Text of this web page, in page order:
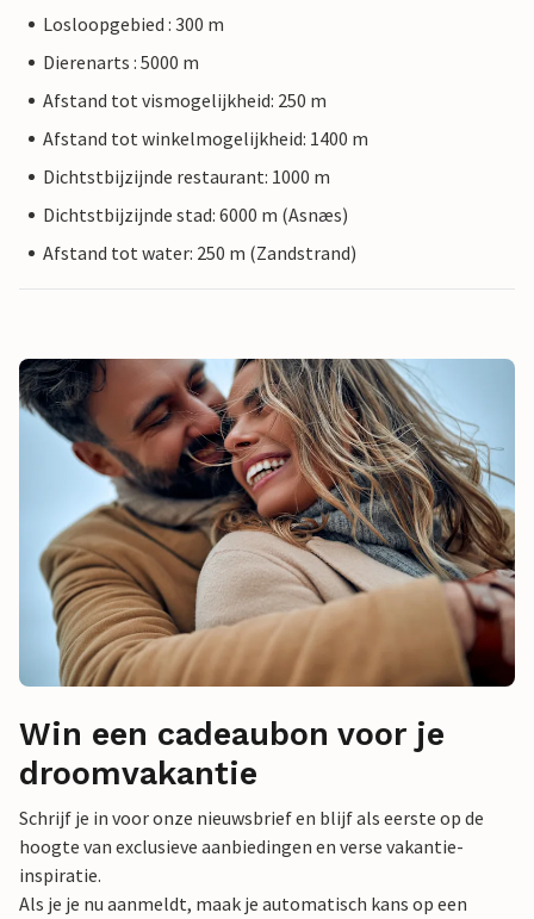
Losloopgebied : 300 m
Dierenarts : 5000 m
Afstand tot vismogelijkheid: 250 m
Afstand tot winkelmogelijkheid: 1400 m
Dichtstbijzijnde restaurant: 1000 m
Dichtstbijzijnde stad: 6000 m (Asnæs)
Afstand tot water: 250 m (Zandstrand)
Win een cadeaubon voor je
droomvakantie
Schrijf je in voor onze nieuwsbrief en blijf als eerste op de
hoogte van exclusieve aanbiedingen en verse vakantie-
inspiratie.
Als je je nu aanmeldt, maak je automatisch kans op een